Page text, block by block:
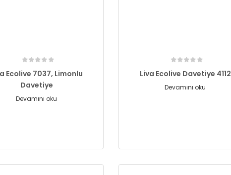
Ecolive 7037, Limonlu
Davetiye
Devamını oku
Liva Ecolive Davetiye 4112
Devamını oku